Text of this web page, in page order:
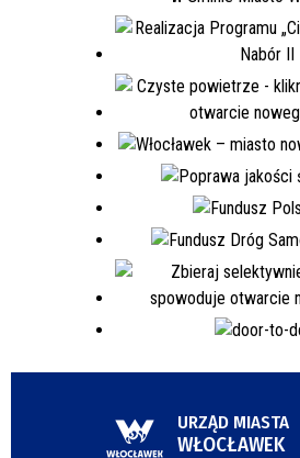
URZĄD MIASTA
WŁOCŁAWEK